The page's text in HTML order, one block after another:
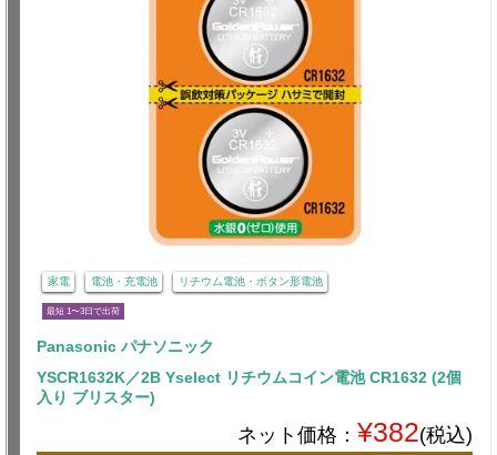
家電 電池・充電池 リチウム電池・ボタン形電池
最短 1〜3日で出荷
Panasonic パナソニック
YSCR1632K／2B Yselect リチウムコイン電池 CR1632 (2個
入り ブリスター)
ネット価格： ¥382(税込)